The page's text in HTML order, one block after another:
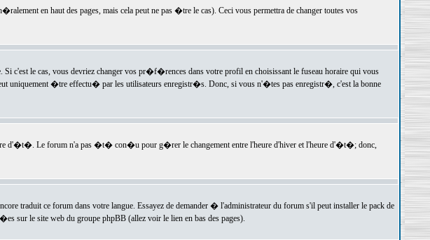
en haut des pages, mais cela peut ne pas �tre le cas). Ceci vous permettra de changer toutes vos
c'est le cas, vous devriez changer vos pr�f�rences dans votre profil en choisissant le fuseau horaire qui vous
uniquement �tre effectu� par les utilisateurs enregistr�s. Donc, si vous n'�tes pas enregistr�, c'est la bonne
d'�t�. Le forum n'a pas �t� con�u pour g�rer le changement entre l'heure d'hiver et l'heure d'�t�; donc,
traduit ce forum dans votre langue. Essayez de demander � l'administrateur du forum s'il peut installer le pack de
sur le site web du groupe phpBB (allez voir le lien en bas des pages).